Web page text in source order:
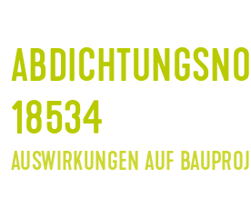
18534
AUSWIRKUNGEN AUF